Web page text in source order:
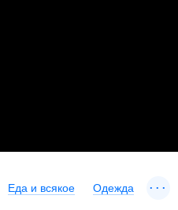
Еда и всякое Одежда ...